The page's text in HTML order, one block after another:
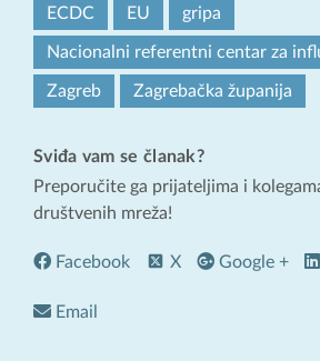
ECDC EU gripa
Nacionalni referentni centar za
Zagreb Zagrebačka županija
Sviđa vam se članak?
Preporučite ga prijateljima i
društvenih mreža!
Facebook X Google +
Email